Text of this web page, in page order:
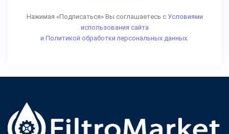
Нажимая «Подписаться» Вы соглашаетесь с Условиями
использования сайта
и Политикой обработки персональных данных.